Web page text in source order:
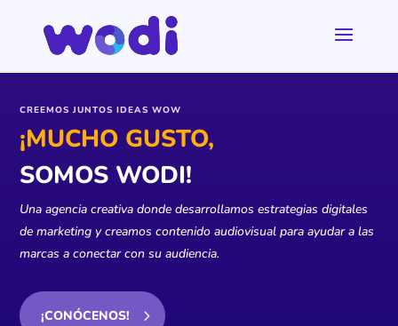
CREEMOS JUNTOS IDEAS WOW
¡MUCHO GUSTO,
SOMOS WODI!
Una agencia creativa donde desarrollamos estrategiasdigitales
de marketing y creamos contenido audiovisual paraayudar a las
marcas a conectar con su audiencia.
¡CONÓCENOS!